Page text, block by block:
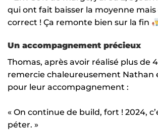
qui ont fait baisser la moyenne mais
correct ! Ça remonte bien sur la fin
Un accompagnement précieux
Thomas, après avoir réalisé plus de
remercie chaleureusement Nathan
pour leur accompagnement :
« On continue de build, fort ! 2024,
péter. »